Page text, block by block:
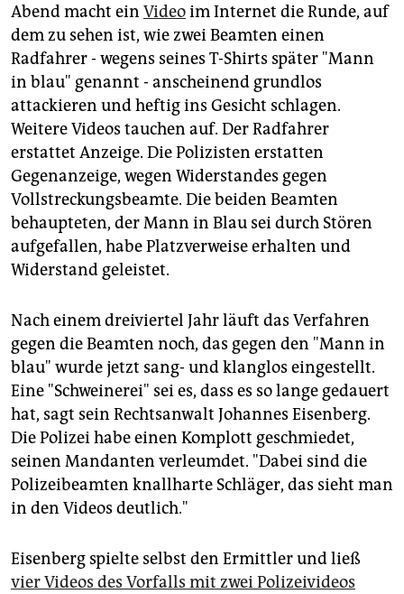
Abend macht ein Videoim Internet die Runde, auf
dem zu sehen ist, wie zwei Beamten einen
Radfahrer - wegens seines T-Shirts später "Mann
in blau" genannt - anscheinend grundlos
attackieren und heftig ins Gesicht schlagen.
Weitere Videos tauchen auf. Der Radfahrer
erstattet Anzeige. Die Polizisten erstatten
Gegenanzeige, wegen Widerstandes gegen
Vollstreckungsbeamte. Die beiden Beamten
behaupteten, der Mann in Blau sei durch Stören
aufgefallen, habe Platzverweise erhalten und
Widerstand geleistet.
Nach einem dreiviertel Jahr läuft das Verfahren
gegen die Beamten noch, das gegen den "Mann in
blau" wurde jetzt sang- und klanglos eingestellt.
Eine "Schweinerei" sei es, dass es so lange gedauert
hat, sagt sein Rechtsanwalt Johannes Eisenberg.
Die Polizei habe einen Komplott geschmiedet,
seinen Mandanten verleumdet. "Dabei sind die
Polizeibeamten knallharte Schläger, das sieht man
in den Videos deutlich."
Eisenberg spielte selbst den Ermittler und ließ
vier Videos des Vorfalls mit zwei Polizeivideos